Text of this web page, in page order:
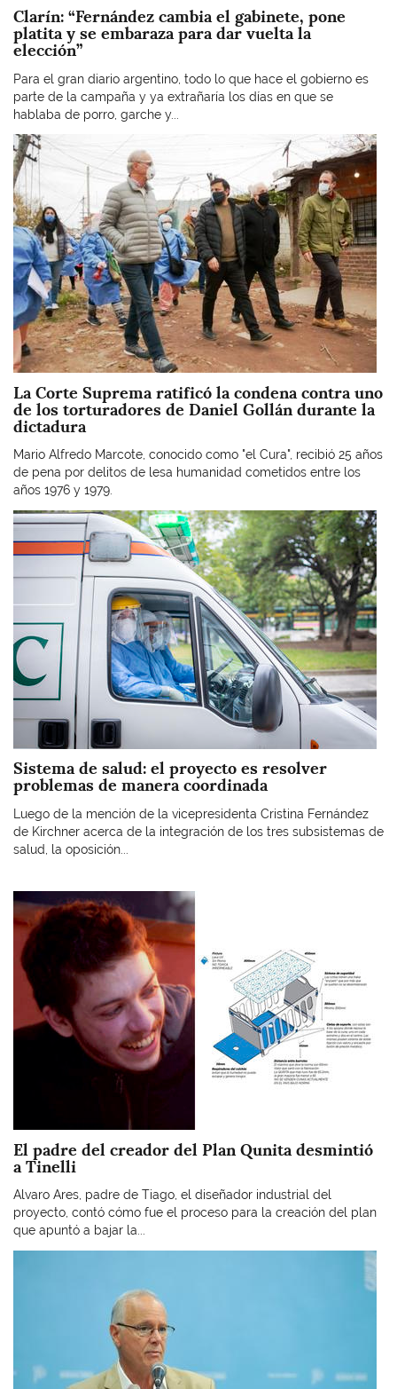
Clarín: “Fernández cambia el gabinete, pone
platita y se embaraza para dar vuelta la
elección”
Para el gran diario argentino, todo lo que hace el gobierno es
parte de la campaña y ya extrañaría los días en que se
hablaba de porro, garche y...
Imagen
La Corte Suprema ratificó la condena contra uno
de los torturadores de Daniel Gollán durante la
dictadura
Mario Alfredo Marcote, conocido como "el Cura", recibió 25 años
de pena por delitos de lesa humanidad cometidos entre los
años 1976 y 1979.
Imagen
Sistema de salud: el proyecto es resolver
problemas de manera coordinada
Luego de la mención de la vicepresidenta Cristina Fernández
de Kirchner acerca de la integración de los tres subsistemas de
salud, la oposición...
Imagen
El padre del creador del Plan Qunita desmintió
a Tinelli
Alvaro Ares, padre de Tiago, el diseñador industrial del
proyecto, contó cómo fue el proceso para la creación del plan
que apuntó a bajar la...